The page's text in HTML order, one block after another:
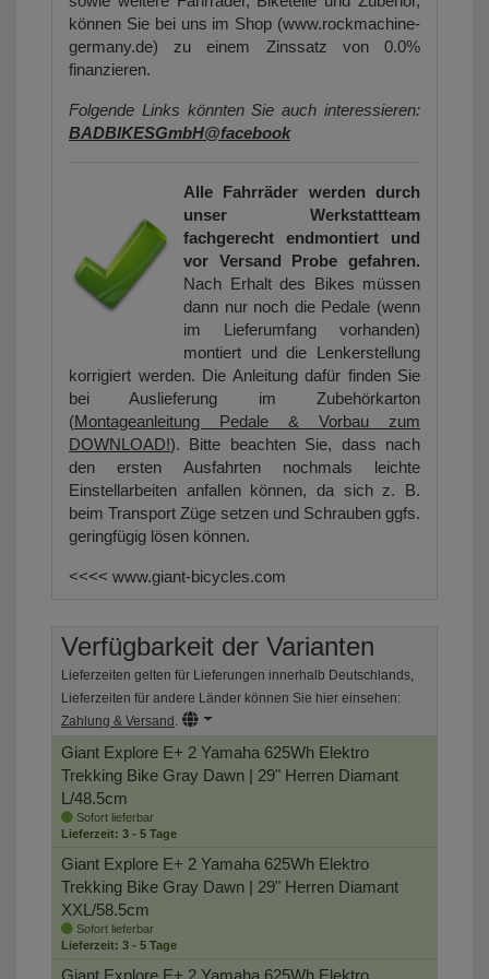
können Sie bei uns im Shop (www.rockmachine-
germany.de) zu einem Zinssatz von 0.0%
finanzieren.
Folgende Links könnten Sie auch interessieren:
BADBIKESGmbH@facebook
Alle Fahrräder werden durch
unser Werkstattteam
fachgerecht endmontiert und
vor Versand Probe gefahren.
Nach Erhalt des Bikes müssen
dann nur noch die Pedale (wenn
im Lieferumfang vorhanden)
montiert und die Lenkerstellung
korrigiert werden. Die Anleitung dafür finden Sie
bei Auslieferung im Zubehörkarton
(Montageanleitung Pedale & Vorbau zum
DOWNLOAD!). Bitte beachten Sie, dass nach
den ersten Ausfahrten nochmals leichte
Einstellarbeiten anfallen können, da sich z. B.
beim Transport Züge setzen und Schrauben ggfs.
geringfügig lösen können.
<<<< www.giant-bicycles.com
Verfügbarkeit der Varianten
Lieferzeiten gelten für Lieferungen innerhalb Deutschlands,
Lieferzeiten für andere Länder können Sie hier einsehen:
Zahlung & Versand .
Giant Explore E+ 2 Yamaha 625Wh Elektro
Trekking Bike Gray Dawn | 29" Herren Diamant
L/48.5cm
Sofort lieferbar
Lieferzeit: 3 - 5 Tage
Giant Explore E+ 2 Yamaha 625Wh Elektro
Trekking Bike Gray Dawn | 29" Herren Diamant
XXL/58.5cm
Sofort lieferbar
Lieferzeit: 3 - 5 Tage